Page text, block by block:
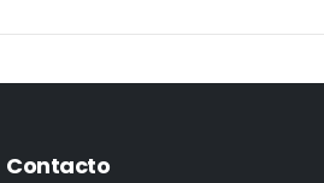
Contacto